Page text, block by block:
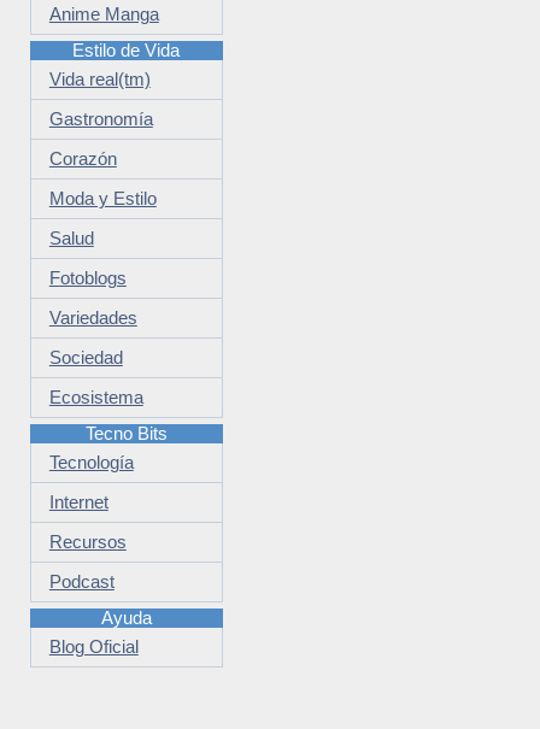
Anime Manga
Estilo de Vida
Vida real(tm)
Gastronomía
Corazón
Moda y Estilo
Salud
Fotoblogs
Variedades
Sociedad
Ecosistema
Tecno Bits
Tecnología
Internet
Recursos
Podcast
Ayuda
Blog Oficial